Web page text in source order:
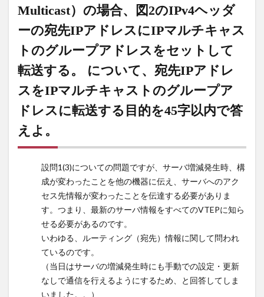
下線部④イー
サネットフレーム
が
Unknown Unicast,
Multicast）の場
合、図2のIPv4ヘ
ッダーの宛先IPア
ドレスにIPマルチ
キャストのグルー
プアドレスをセッ
について、宛先IP
アドレスをIPマル
チキャストのグル
ープアドレスに転
送する目的を45字
以内で答えよ。
設問2 [現行
の検証ネットワ
ーク] L3SWは、
OSPFで交換する
Multicast）の場合、図2のIPv4ヘッダ
ーの宛先IPアドレスにIPマルチキャス
トのグループアドレスをセットして
転送する。 について、宛先IPアドレ
スをIPマルチキャストのグループア
ドレスに転送する目的を45字以内で答
えよ。
設問1(3)についての問題ですが、サーバ増減発生時、構
成が変わったことを他の機器に伝え、サーバへのアク
セス先情報が変わったことを伝達する必要がありま
す。つまり、最新のサーバ情報をすべてのVTEPに知ら
せる必要があるのです。
いわゆる、ルーティング（宛先）情報に関して問われ
ているのです。
（当日はサーバの増減発生時にも手動での設定・更新
なしで通信を行えるようにするため、と回答してしま
いました。。）